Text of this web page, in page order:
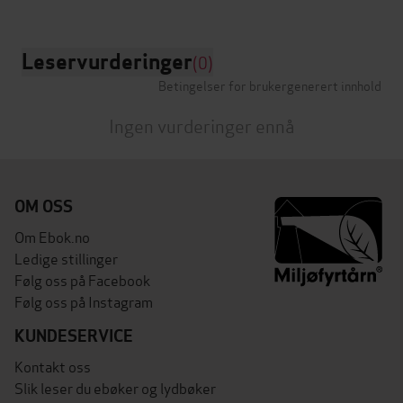
Leservurderinger(0)
Betingelser for brukergenerert innhold
Ingen vurderinger ennå
OM OSS
Om Ebok.no
Ledige stillinger
Følg oss på Facebook
Følg oss på Instagram
KUNDESERVICE
Kontakt oss
Slik leser du ebøker og lydbøker